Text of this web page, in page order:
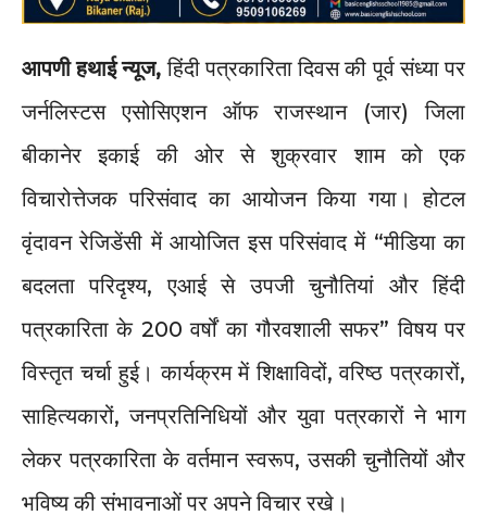
आपणी हथाई न्यूज, हिंदी पत्रकारिता दिवस की पूर्व संध्या पर
जर्नलिस्टस एसोसिएशन ऑफ राजस्थान (जार) जिला
बीकानेर इकाई की ओर से शुक्रवार शाम को एक
विचारोत्तेजक परिसंवाद का आयोजन किया गया। होटल
वृंदावन रेजिडेंसी में आयोजित इस परिसंवाद में “मीडिया का
बदलता परिदृश्य, एआई से उपजी चुनौतियां और हिंदी
पत्रकारिता के 200 वर्षों का गौरवशाली सफर” विषय पर
विस्तृत चर्चा हुई। कार्यक्रम में शिक्षाविदों, वरिष्ठ पत्रकारों,
साहित्यकारों, जनप्रतिनिधियों और युवा पत्रकारों ने भाग
लेकर पत्रकारिता के वर्तमान स्वरूप, उसकी चुनौतियों और
भविष्य की संभावनाओं पर अपने विचार रखे।